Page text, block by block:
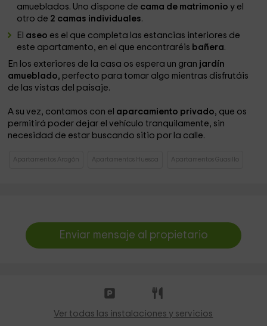
amueblados. Uno dispone de cama de matrimonio y el
otro de 2 camas individuales.
El aseo es el que completa las estancias interiores de
este apartamento, en el que encontraréis bañera.
En los exteriores de la casa os espera un gran jardín
amueblado, perfecto para tomar algo mientras disfrutáis
de las vistas del paisaje.
A su vez, contamos con el aparcamiento privado, que os
permitirá poder dejar el vehículo tranquilamente, sin
necesidad de estar buscando sitio por la calle.
Apartamentos Aragón Apartamentos Huesca Apartamentos Guasillo
Enviar mensaje al propietario
Ver todas las instalaciones y servicios